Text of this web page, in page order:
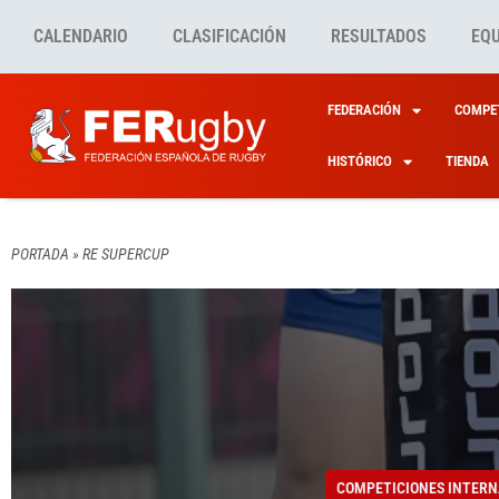
CALENDARIO CLASIFICACIÓN RESULTADOS
FEDERACIÓN
HISTÓRICO TIENDA
PORTADA » RE SUPERCUP
COMPETICIONES
COMPETICIONES
COMPETICIONES
COMPETICIONES
RAÚL
COMPETICIONES